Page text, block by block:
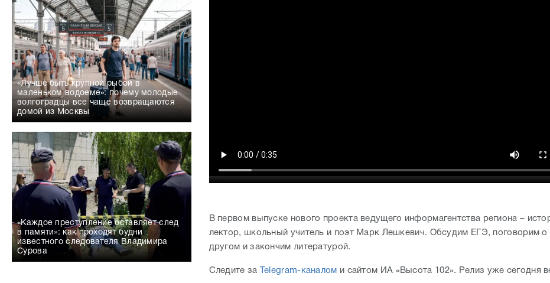
«Лучше быть крупной рыбой в
маленьком водоеме»: почему молодые
волгоградцы все чаще возвращаются
домой из Москвы
«Каждое преступление оставляет след
в памяти»: как проходят будни
известного следователя Владимира
Сурова
В первом выпуске нового проекта ведущего информагентства региона –
лектор, школьный учитель и поэт Марк Лешкевич. Обсудим ЕГЭ, поговорим о
другом и закончим литературой.
Следите за Telegram-каналом и сайтом ИА «Высота 102». Релиз уже сегодня